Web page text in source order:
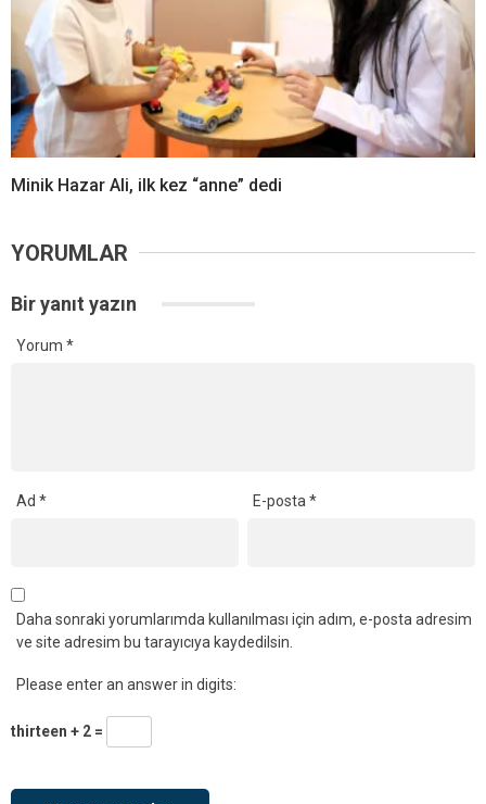
Minik Hazar Ali, ilk kez “anne” dedi
YORUMLAR
Bir yanıt yazın
Yorum *
Ad * E-posta*
Daha sonraki yorumlarımda kullanılması için adım, e-posta adresim
ve site adresim bu tarayıcıya kaydedilsin.
Please enter an answer in digits:
thirteen + 2 =